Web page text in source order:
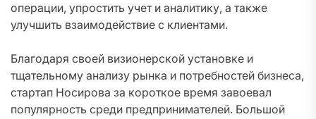
операции, упростить учет и аналитику, а также
улучшить взаимодействие с клиентами.
Благодаря своей визионерской установке и
тщательному анализу рынка и потребностей бизнеса,
стартап Носирова за короткое время завоевал
популярность среди предпринимателей. Большой